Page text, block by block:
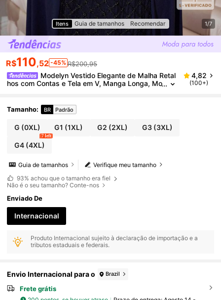
Itens Guia de tamanhos Recomendar 1/7
R$110,52 -45% R$200,95
Modelyn Vestido Elegante de Malha Retal
hos com Contas e Tela em V, Manga Longa, Mo
4,82
(100+)
Tamanho: BR Padrão
G (0XL) G1 (1XL) G2 (2XL) G3(3XL)
G4(4XL)
7 left
Verifique meu tamanho
Guia de tamanhos
93% achou que o tamanho era fiel
Não é o seu tamanho? Conte-nos
Enviado De
Internacional
Produto Internacional sujeito à declaração de importação e a
tributos estaduais e federais.
Envio Internacional para o Brazil
Frete grátis